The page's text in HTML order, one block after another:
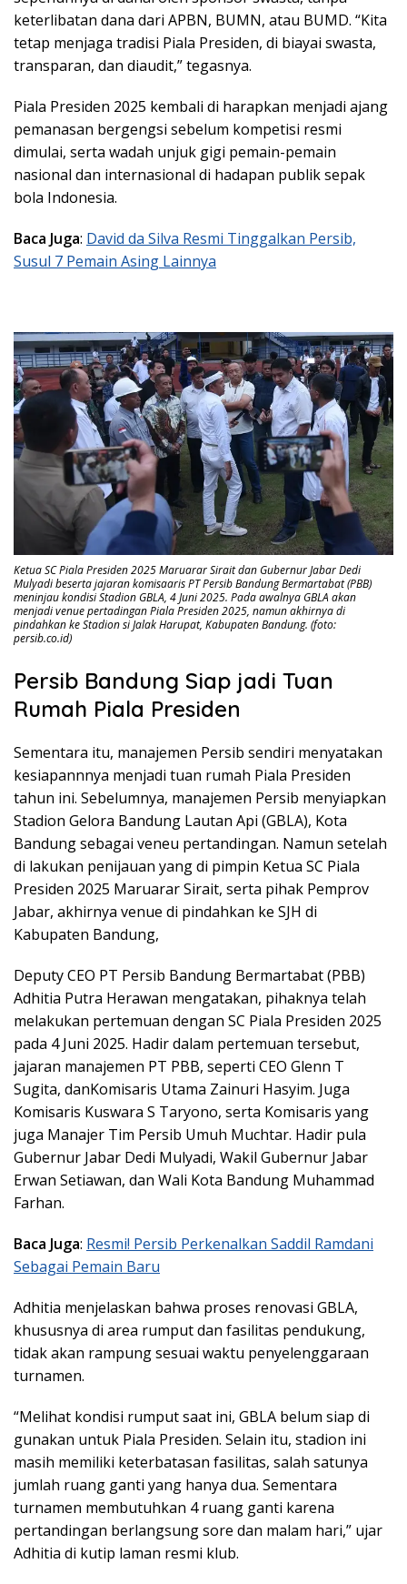
keterlibatan dana dari APBN, BUMN, atau BUMD. “Kita
tetap menjaga tradisi Piala Presiden, di biayai swasta,
transparan, dan diaudit,” tegasnya.
Piala Presiden 2025 kembali di harapkan menjadi ajang
pemanasan bergengsi sebelum kompetisi resmi
dimulai, serta wadah unjuk gigi pemain-pemain
nasional dan internasional di hadapan publik sepak
bola Indonesia.
Baca Juga: David da Silva Resmi Tinggalkan Persib,
Susul 7 Pemain Asing Lainnya
Ketua SC Piala Presiden 2025 Maruarar Sirait dan Gubernur Jabar Dedi
Mulyadi beserta jajaran komisaaris PT Persib Bandung Bermartabat (PBB)
meninjau kondisi Stadion GBLA, 4 Juni 2025. Pada awalnya GBLA akan
menjadi venue pertadingan Piala Presiden 2025, namun akhirnya di
pindahkan ke Stadion si Jalak Harupat, Kabupaten Bandung. (foto:
persib.co.id)
Persib Bandung Siap jadi Tuan
Rumah Piala Presiden
Sementara itu, manajemen Persib sendiri menyatakan
kesiapannnya menjadi tuan rumah Piala Presiden
tahun ini. Sebelumnya, manajemen Persib menyiapkan
Stadion Gelora Bandung Lautan Api (GBLA), Kota
Bandung sebagai veneu pertandingan. Namun setelah
di lakukan penijauan yang di pimpin Ketua SC Piala
Presiden 2025 Maruarar Sirait, serta pihak Pemprov
Jabar, akhirnya venue di pindahkan ke SJH di
Kabupaten Bandung,
Deputy CEO PT Persib Bandung Bermartabat (PBB)
Adhitia Putra Herawan mengatakan, pihaknya telah
melakukan pertemuan dengan SC Piala Presiden 2025
pada 4 Juni 2025. Hadir dalam pertemuan tersebut,
jajaran manajemen PT PBB, seperti CEO Glenn T
Sugita, danKomisaris Utama Zainuri Hasyim. Juga
Komisaris Kuswara S Taryono, serta Komisaris yang
juga Manajer Tim Persib Umuh Muchtar. Hadir pula
Gubernur Jabar Dedi Mulyadi, Wakil Gubernur Jabar
Erwan Setiawan, dan Wali Kota Bandung Muhammad
Farhan.
Baca Juga: Resmi! Persib Perkenalkan Saddil Ramdani
Sebagai Pemain Baru
Adhitia menjelaskan bahwa proses renovasi GBLA,
khususnya di area rumput dan fasilitas pendukung,
tidak akan rampung sesuai waktu penyelenggaraan
turnamen.
“Melihat kondisi rumput saat ini, GBLA belum siap di
gunakan untuk Piala Presiden. Selain itu, stadion ini
masih memiliki keterbatasan fasilitas, salah satunya
jumlah ruang ganti yang hanya dua. Sementara
turnamen membutuhkan 4 ruang ganti karena
pertandingan berlangsung sore dan malam hari,” ujar
Adhitia di kutip laman resmi klub.